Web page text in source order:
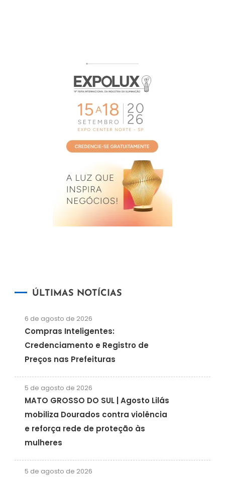
ÚLTIMAS NOTÍCIAS
6 de agosto de 2026
Compras Inteligentes:
Credenciamento e Registro de
Preços nas Prefeituras
5 de agosto de 2026
MATO GROSSO DO SUL | Agosto Lilás
mobiliza Dourados contra violência
e reforça rede de proteção às
mulheres
5 de agosto de 2026